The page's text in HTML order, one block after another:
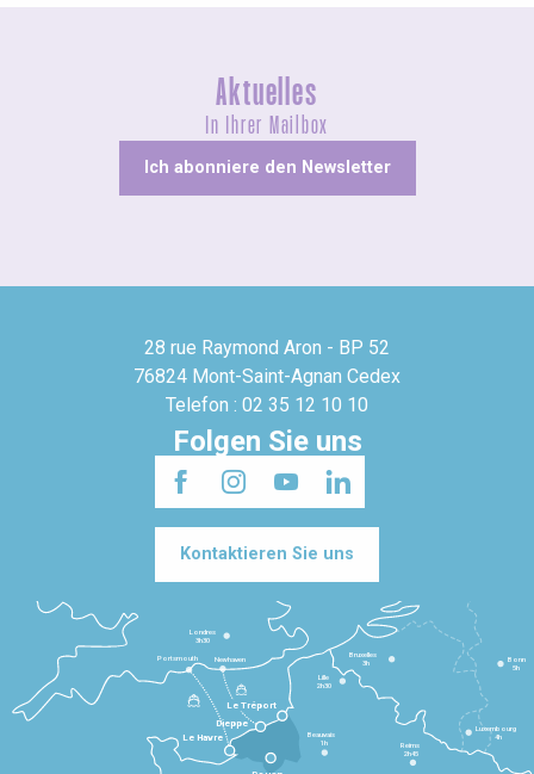
Aktuelles
In Ihrer Mailbox
Ich abonniere den Newsletter
28 rue Raymond Aron - BP 52
76824 Mont-Saint-Agnan Cedex
Telefon : 02 35 12 10 10
Folgen Sie uns
Kontaktieren Sie uns
Le Havre
Dieppe
Le Tréport
Beauvais
1h
Reims
2h45
Lille
2h30
Bruxelles
3h
Londres
3h30
Newhaven
Portsmouth
Bonn
5h
Luxembourg
4h